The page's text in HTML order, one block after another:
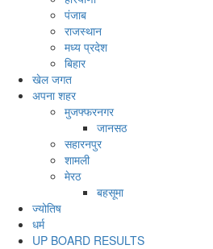
पंजाब
राजस्थान
मध्य प्रदेश
बिहार
खेल जगत
अपना शहर
मुजफ्फरनगर
जानसठ
सहारनपुर
शामली
मेरठ
बहसूमा
ज्योतिष
धर्म
UP BOARD RESULTS